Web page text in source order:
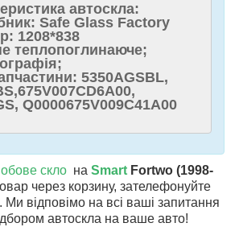
автоскла:
Safe Glass Factory
1208*838
теплопоглинаюче;
5350AGSBL,
Q0000675V009C41A00
скло на Smart Fortwo (1998-
через корзину, зателефонуйте
відповімо на всі ваші запитання
автоскла на ваше авто!